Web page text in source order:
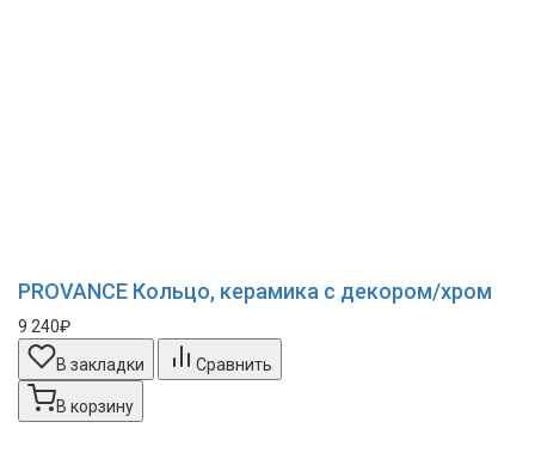
PROVANCE Кольцо, керамика с декором/хром
9 240₽
В закладки
Сравнить
В корзину